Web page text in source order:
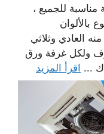
مناسبة للجميع ،
بالألوان
العادي وثلاثي
ولكل غرفة ورق
... اقرأ المزيد